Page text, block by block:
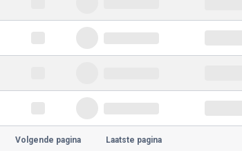
Volgende pagina Laatste pagina